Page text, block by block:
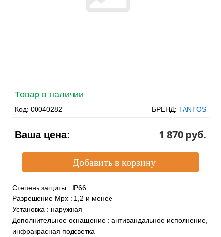
Товар в наличии
Код: 00040282 БРЕНД: TANTOS
Ваша цена: 1 870 pуб.
Степень защиты : IP66
Разрешение Mpx : 1,2 и менее
Установка : наружная
Дополнительное оснащение : антивандальное исполнение,
инфракрасная подсветка